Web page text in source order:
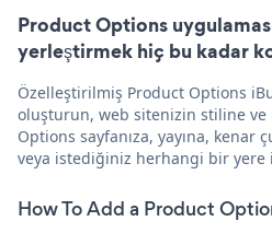
Product Options
yerleştirmek hiç bu kadar
Özelleştirilmiş Product Options
oluşturun, web sitenizin stiline
Options sayfanıza, yayına,
veya istediğiniz herhangi bir
How To Add a Product